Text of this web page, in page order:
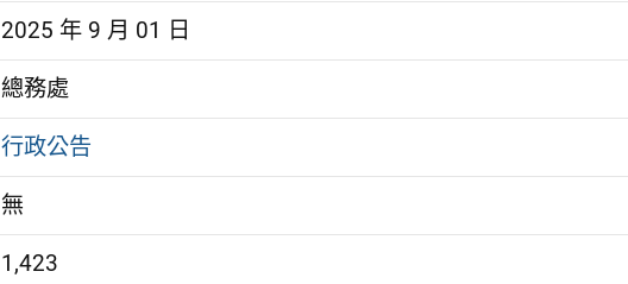
2025 年 9 月 01 日
總務處
行政公告
無
1,423